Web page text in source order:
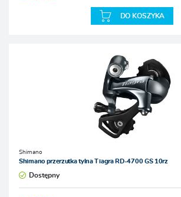
DO KOSZYKA
Shimano
Shimano przerzutka tylna Tiagra RD-4700 GS 10rz
Dostępny